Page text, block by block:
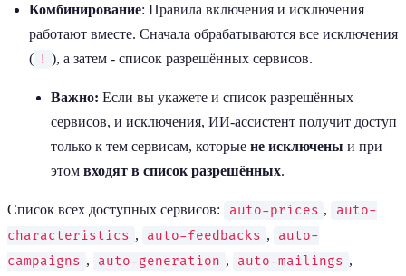
Комбинирование: Правила включения и исключения
работают вместе. Сначала обрабатываются все исключения
( ! ), а затем - список разрешённых сервисов.
Важно: Если вы укажете и список разрешённых
сервисов, и исключения, ИИ-ассистент получит доступ
только к тем сервисам, которые не исключены и при
этом входят в список разрешённых.
Список всех доступных сервисов: auto-prices ,
auto-
characteristics , auto-feedbacks ,
auto-
campaigns , auto-generation , auto-mailings ,